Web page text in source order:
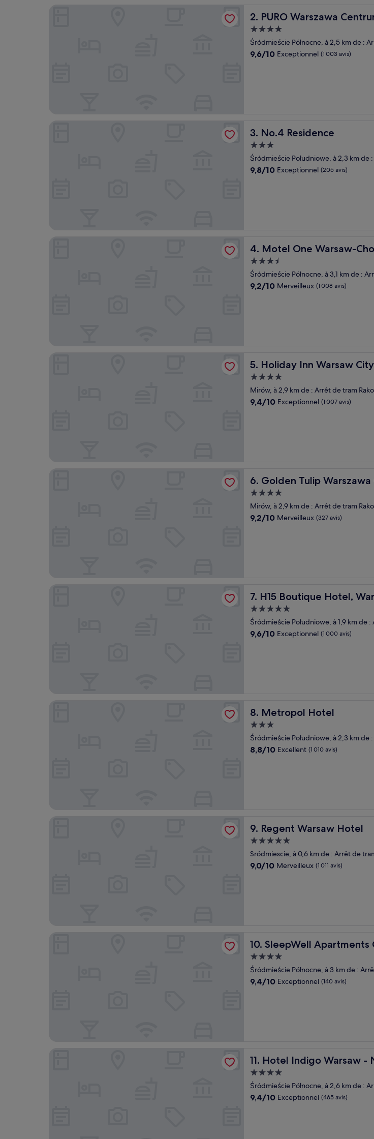
2. PURO Warszawa
PURO Warszawa Centrum
Hébergement
4.0 étoiles
Śródmieście Północne, à 2,5 km de :
9.6
9,6/10 Exceptionnel (1 003 avis)
3. No.4 Residence
No.4 Residence
Hébergement
3.0 étoiles
Śródmieście Południowe, à 2,3 km de
9.8
9,8/10 Exceptionnel (205 avis)
4. Motel One Warsaw-
Motel One Warsaw-Chopin
Hébergement
3.5 étoiles
Śródmieście Północne, à 3,1 km de :
9.2
9,2/10 Merveilleux (1 008 avis)
5. Holiday Inn Warsaw
Holiday Inn Warsaw City Centre
Hébergement
4.0 étoiles
Mirów, à 2,9 km de : Arrêt de tram
9.4
9,4/10 Exceptionnel (1 007 avis)
6. Golden Tulip Warszawa
Golden Tulip Warszawa Centrum
Hébergement
4.0 étoiles
Mirów, à 2,9 km de : Arrêt de tram
9.2
9,2/10 Merveilleux (327 avis)
7. H15 Boutique Hotel,
H15 Boutique Hotel, Warsaw, a
Hébergement
5.0 étoiles
Śródmieście Południowe, à 1,9 km de
9.6
9,6/10 Exceptionnel (1 000 avis)
H15 Boutique Hotel, Warsaw, a Member of Design Hotels
8. Metropol Hotel
Metropol Hotel
Hébergement
3.0 étoiles
Śródmieście Południowe, à 2,3 km de
8.8
8,8/10 Excellent (1 010 avis)
9. Regent Warsaw Hotel
Regent Warsaw Hotel
Hébergement
5.0 étoiles
Sródmiescie, à 0,6 km de : Arrêt de
9.0
9,0/10 Merveilleux (1 011 avis)
10. SleepWell Apartments
SleepWell Apartments Ordynacka
Hébergement
4.0 étoiles
Śródmieście Północne, à 3 km de :
9.4
9,4/10 Exceptionnel (140 avis)
11. Hotel Indigo Warsaw -
Hotel Indigo Warsaw - Nowy
Hébergement
4.0 étoiles
Śródmieście Północne, à 2,6 km de :
9.4
9,4/10 Exceptionnel (465 avis)